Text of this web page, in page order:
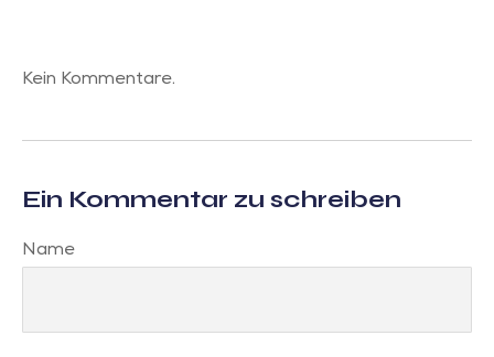
Kein Kommentare.
Ein Kommentar zu schreiben
Name